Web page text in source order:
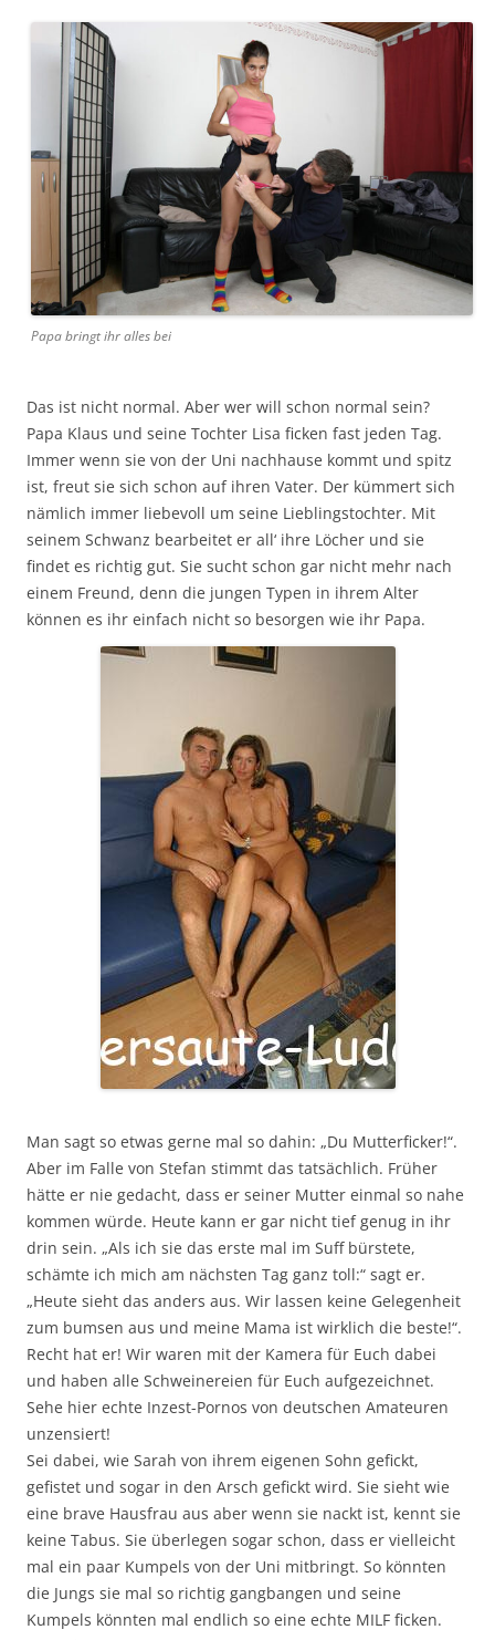
Papa bringt ihr alles bei
Das ist nicht normal. Aber wer will schon normal sein?
Papa Klaus und seine Tochter Lisa ficken fast jeden Tag.
Immer wenn sie von der Uni nachhause kommt und spitz
ist, freut sie sich schon auf ihren Vater. Der kümmert sich
nämlich immer liebevoll um seine Lieblingstochter. Mit
seinem Schwanz bearbeitet er all‘ ihre Löcher und sie
findet es richtig gut. Sie sucht schon gar nicht mehr nach
einem Freund, denn die jungen Typen in ihrem Alter
können es ihr einfach nicht so besorgen wie ihr Papa.
Man sagt so etwas gerne mal so dahin: „Du Mutterficker!“.
Aber im Falle von Stefan stimmt das tatsächlich. Früher
hätte er nie gedacht, dass er seiner Mutter einmal so nahe
kommen würde. Heute kann er gar nicht tief genug in ihr
drin sein. „Als ich sie das erste mal im Suff bürstete,
schämte ich mich am nächsten Tag ganz toll:“ sagt er.
„Heute sieht das anders aus. Wir lassen keine Gelegenheit
zum bumsen aus und meine Mama ist wirklich die beste!“.
Recht hat er! Wir waren mit der Kamera für Euch dabei
und haben alle Schweinereien für Euch aufgezeichnet.
Sehe hier echte Inzest-Pornos von deutschen Amateuren
unzensiert!
Sei dabei, wie Sarah von ihrem eigenen Sohn gefickt,
gefistet und sogar in den Arsch gefickt wird. Sie sieht wie
eine brave Hausfrau aus aber wenn sie nackt ist, kennt sie
keine Tabus. Sie überlegen sogar schon, dass er vielleicht
mal ein paar Kumpels von der Uni mitbringt. So könnten
die Jungs sie mal so richtig gangbangen und seine
Kumpels könnten mal endlich so eine echte MILF ficken.